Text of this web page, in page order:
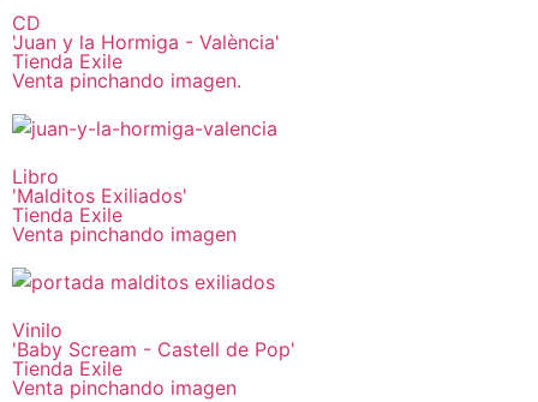
CD
'Juan y la Hormiga - València'
Tienda Exile
Venta pinchando imagen.
Libro
'Malditos Exiliados'
Tienda Exile
Venta pinchando imagen
Vinilo
'Baby Scream - Castell de Pop'
Tienda Exile
Venta pinchando imagen